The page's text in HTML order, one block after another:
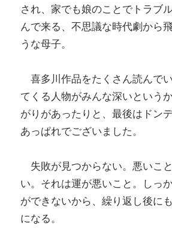
され、家でも娘のことでトラブ
んで来る、不思議な時代劇から
うな母子。
喜多川作品をたくさん読んで
てくる人物がみんな深いという
がりがあったりと、最後はドン
あっぱれでございました。
失敗が見つからない。悪いこ
い。それは運が悪いこと。しっ
ができないから、繰り返し後に
になる。